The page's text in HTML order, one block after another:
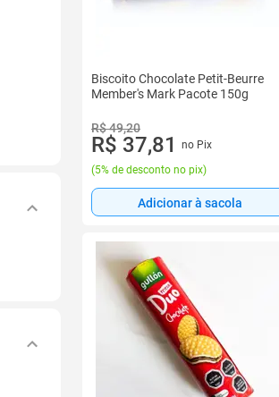
Biscoito Chocolate Petit-Beurre
Member's Mark Pacote 150g
R$ 49,20
R$ 37,81
no Pix
(5% de desconto no pix)
Adicionar à sacola